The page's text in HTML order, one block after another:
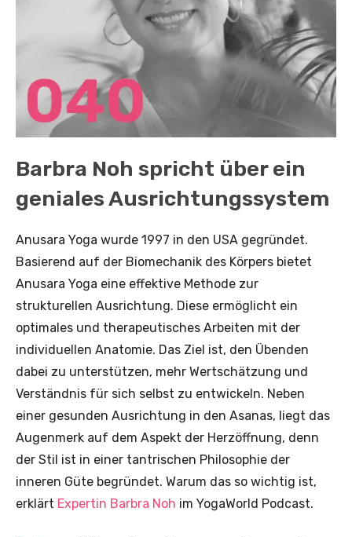
Barbra Noh spricht über ein
geniales Ausrichtungssystem
Anusara Yoga wurde 1997 in den USA gegründet.
Basierend auf der Biomechanik des Körpers bietet
Anusara Yoga eine effektive Methode zur
strukturellen Ausrichtung. Diese ermöglicht ein
optimales und therapeutisches Arbeiten mit der
individuellen Anatomie. Das Ziel ist, den Übenden
dabei zu unterstützen, mehr Wertschätzung und
Verständnis für sich selbst zu entwickeln. Neben
einer gesunden Ausrichtung in den Asanas, liegt das
Augenmerk auf dem Aspekt der Herzöffnung, denn
der Stil ist in einer tantrischen Philosophie der
inneren Güte begründet. Warum das so wichtig ist,
erklärt Expertin Barbra Noh im YogaWorld Podcast.